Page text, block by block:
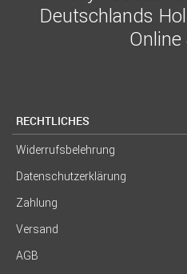
Deutschlands
Online
RECHTLICHES
Widerrufsbelehrung
Datenschutzerklärung
Zahlung
Versand
AGB